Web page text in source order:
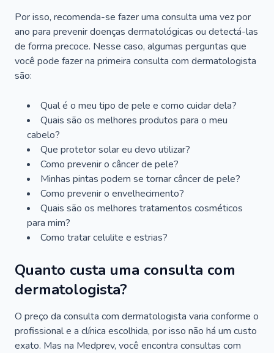
Por isso, recomenda-se fazer uma consulta uma vez por
ano para prevenir doenças dermatológicas ou detectá-las
de forma precoce. Nesse caso, algumas perguntas que
você pode fazer na primeira consulta com dermatologista
são:
Qual é o meu tipo de pele e como cuidar dela?
Quais são os melhores produtos para o meu
cabelo?
Que protetor solar eu devo utilizar?
Como prevenir o câncer de pele?
Minhas pintas podem se tornar câncer de pele?
Como prevenir o envelhecimento?
Quais são os melhores tratamentos cosméticos
para mim?
Como tratar celulite e estrias?
Quanto custa uma consulta com
dermatologista?
O preço da consulta com dermatologista varia conforme o
profissional e a clínica escolhida, por isso não há um custo
exato. Mas na Medprev, você encontra consultas com